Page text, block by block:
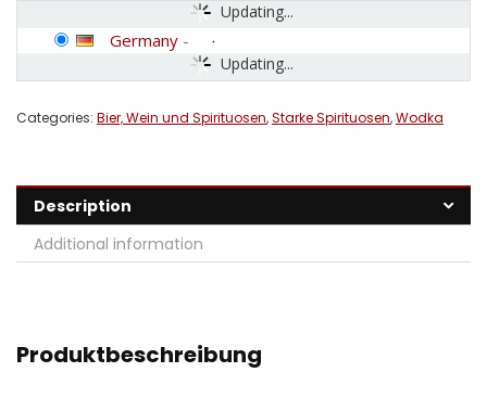
Updating...
Updating...
Germany -
Categories: Bier, Wein und Spirituosen,Starke Spirituosen,Wodka
Description
Additional information
Produktbeschreibung